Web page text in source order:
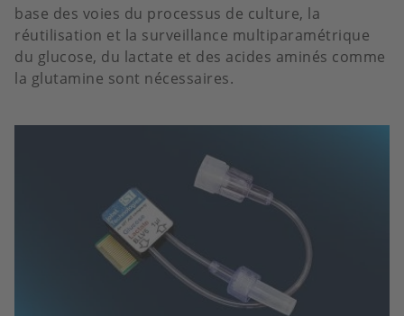
base des voies du processus de culture, la
réutilisation et la surveillance multiparamétrique
du glucose, du lactate et des acides aminés comme
la glutamine sont nécessaires.